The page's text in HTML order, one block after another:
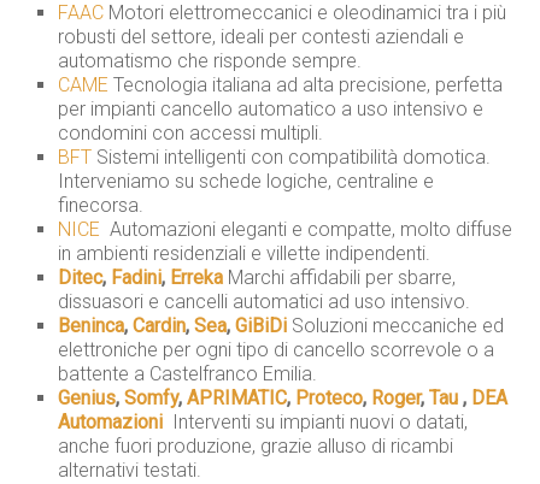
FAAC  Motori elettromeccanici e oleodinamici tra i più
robusti del settore, ideali per contesti aziendali e
automatismo che risponde sempre.
CAME  Tecnologia italiana ad alta precisione, perfetta
per impianti cancello automatico a uso intensivo e
condomini con accessi multipli.
BFT  Sistemi intelligenti con compatibilità domotica.
Interveniamo su schede logiche, centraline e
finecorsa.
NICE  Automazioni eleganti e compatte, molto diffuse
in ambienti residenziali e villette indipendenti.
Ditec, Fadini, Erreka  Marchi affidabili per sbarre,
dissuasori e cancelli automatici ad uso intensivo.
Beninca,Cardin,Sea,GiBiDi  Soluzioni meccaniche ed
elettroniche per ogni tipo di cancello scorrevole o a
battente a Castelfranco Emilia.
Genius,Somfy,APRIMATIC, Proteco, Roger,Tau , DEA
Automazioni
 Interventi su impianti nuovi o datati,
anche fuori produzione, grazie alluso di ricambi
alternativi testati.